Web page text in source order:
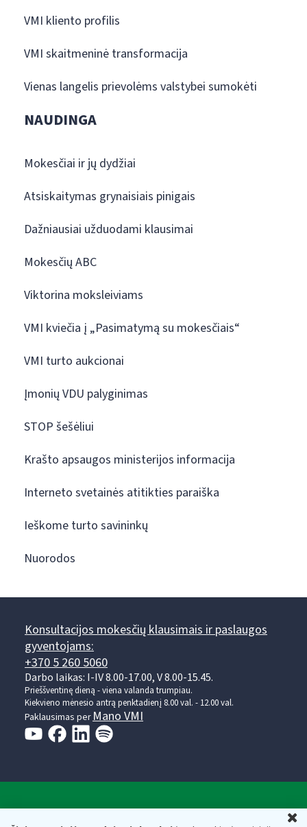
VMI kliento profilis
VMI skaitmeninė transformacija
Vienas langelis prievolėms valstybei sumokėti
NAUDINGA
Mokesčiai ir jų dydžiai
Atsiskaitymas grynaisiais pinigais
Dažniausiai užduodami klausimai
Mokesčių ABC
Viktorina moksleiviams
VMI kviečia į „Pasimatymą su mokesčiais“
VMI turto aukcionai
Įmonių VDU palyginimas
STOP šešėliui
Krašto apsaugos ministerijos informacija
Interneto svetainės atitikties paraiška
Ieškome turto savininkų
Nuorodos
Konsultacijos mokesčių klausimais ir paslaugos
gyventojams:
+370 5 260 5060
Darbo laikas: I-IV 8.00-17.00, V 8.00-15.45.
Prieššventinę dieną - viena valanda trumpiau.
Kiekvieno mėnesio antrą penktadienį 8.00 val. - 12.00 val.
Paklausimas per Mano VMI